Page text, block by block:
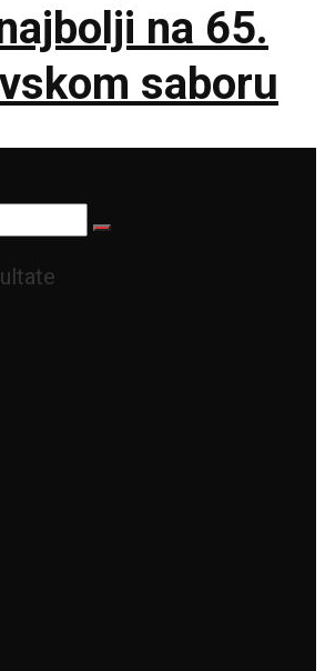
na 65.
saboru